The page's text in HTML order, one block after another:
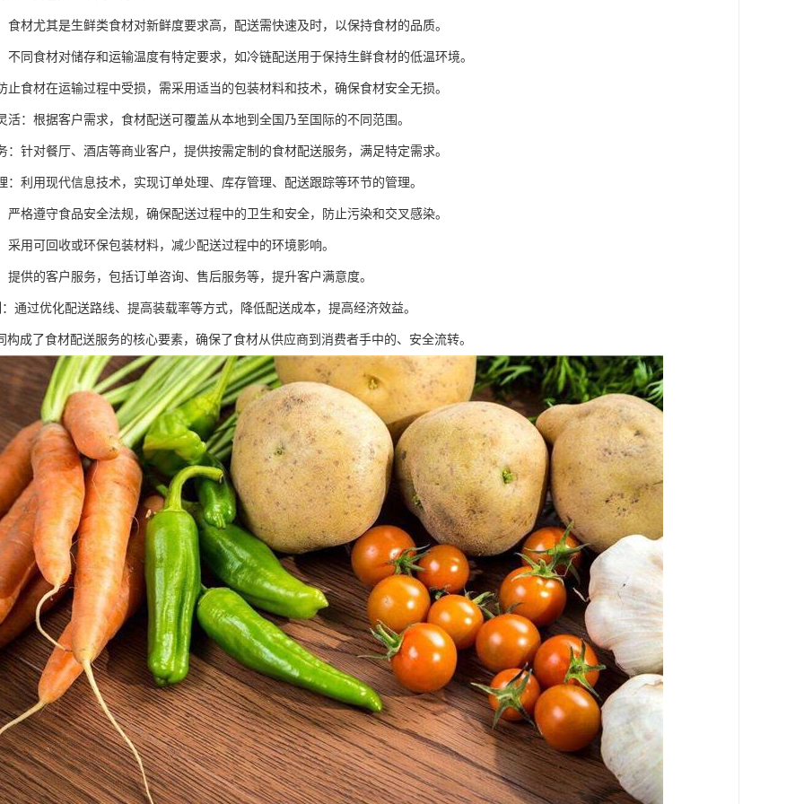
食材尤其是生鲜类食材对新鲜度要求高，配送需快速及时，以保持食材的品质。
不同食材对储存和运输温度有特定要求，如冷链配送用于保持生鲜食材的低温环境。
止食材在运输过程中受损，需采用适当的包装材料和技术，确保食材安全无损。
活：根据客户需求，食材配送可覆盖从本地到全国乃至国际的不同范围。
：针对餐厅、酒店等商业客户，提供按需定制的食材配送服务，满足特定需求。
：利用现代信息技术，实现订单处理、库存管理、配送跟踪等环节的管理。
严格遵守食品安全法规，确保配送过程中的卫生和安全，防止污染和交叉感染。
采用可回收或环保包装材料，减少配送过程中的环境影响。
提供的客户服务，包括订单咨询、售后服务等，提升客户满意度。
通过优化配送路线、提高装载率等方式，降低配送成本，提高经济效益。
构成了食材配送服务的核心要素，确保了食材从供应商到消费者手中的、安全流转。